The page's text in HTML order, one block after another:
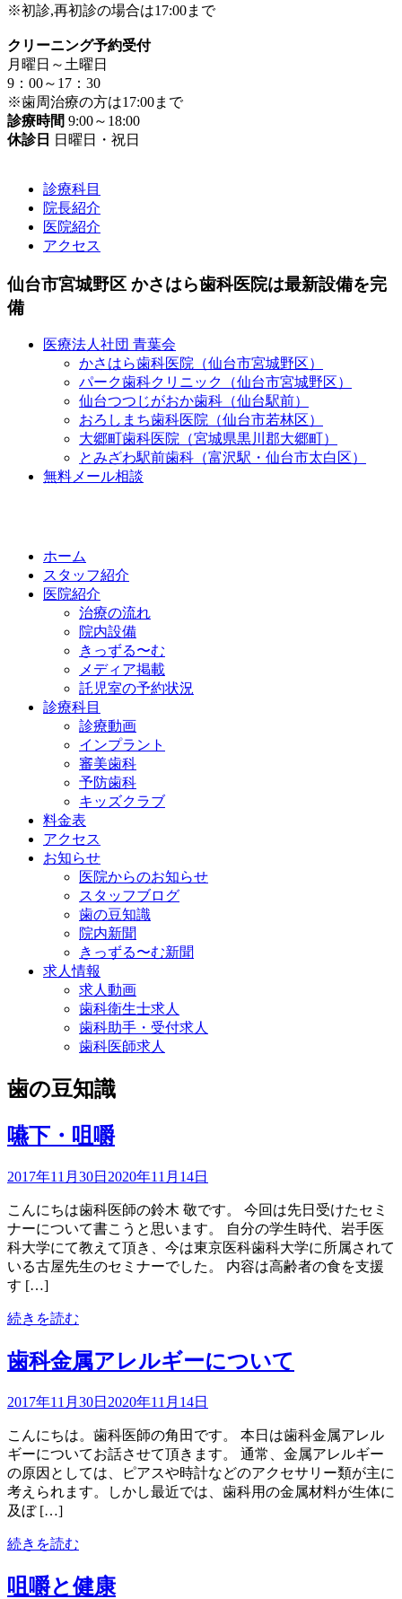
※初診,再初診の場合は17:00まで
クリーニング予約受付
月曜日～土曜日
9：00～17：30
※歯周治療の方は17:00まで
診療時間 9:00～18:00
休診日
日曜日・祝日
診療科目
院長紹介
医院紹介
アクセス
仙台市宮城野区 かさはら歯科医院は最新設備を完
備
医療法人社団 青葉会
かさはら歯科医院（仙台市宮城野区）
パーク歯科クリニック（仙台市宮城野区）
仙台つつじがおか歯科（仙台駅前）
おろしまち歯科医院（仙台市若林区）
大郷町歯科医院（宮城県黒川郡大郷町）
とみざわ駅前歯科（富沢駅・仙台市太白区）
無料メール相談
ホーム
スタッフ紹介
医院紹介
治療の流れ
院内設備
きっずる〜む
メディア掲載
託児室の予約状況
診療科目
診療動画
インプラント
審美歯科
予防歯科
キッズクラブ
料金表
アクセス
お知らせ
医院からのお知らせ
スタッフブログ
歯の豆知識
院内新聞
きっずる〜む新聞
求人情報
求人動画
歯科衛生士求人
歯科助手・受付求人
歯科医師求人
歯の豆知識
嚥下・咀嚼
2017年11月30日 2020年11月14日
こんにちは歯科医師の鈴木 敬です。 今回は先日受けたセミ
ナーについて書こうと思います。 自分の学生時代、岩手医
科大学にて教えて頂き、今は東京医科歯科大学に所属されて
いる古屋先生のセミナーでした。 内容は高齢者の食を支援
す […]
続きを読む
歯科金属アレルギーについて
2017年11月30日 2020年11月14日
こんにちは。歯科医師の角田です。 本日は歯科金属アレル
ギーについてお話させて頂きます。 通常、金属アレルギー
の原因としては、ピアスや時計などのアクセサリー類が主に
考えられます。しかし最近では、歯科用の金属材料が生体に
及ぼ […]
続きを読む
咀嚼と健康